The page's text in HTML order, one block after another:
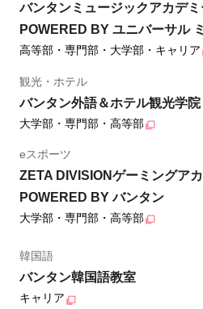
バンタンミュージックアカデミ
POWERED BY ユニバーサル
高等部・専門部・大学部・キャリア
観光・ホテル
バンタン外語＆ホテル観光学院
大学部・専門部・高等部
eスポーツ
ZETA DIVISIONゲーミングア
POWERED BY バンタン
大学部・専門部・高等部
韓国語
バンタン韓国語教室
キャリア